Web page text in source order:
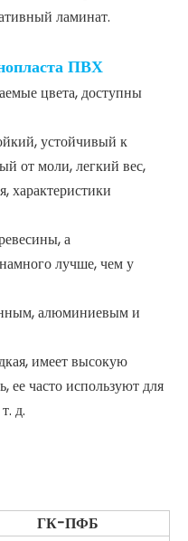
класса, которые
прочный и
изготавливается для
превосходную
и является
пожаробезопасности 1.
и множеству
применений кажется
ПВХ легкий и имеет
используют для вывесок,
Он легко принимает
ламинат.
ПВХ
цвета, доступны
устойчивый к
характеристики